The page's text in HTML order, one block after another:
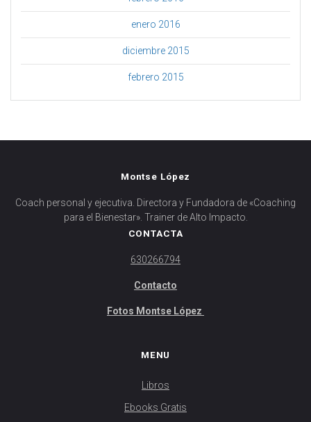
enero 2016
diciembre 2015
febrero 2015
Montse López
Coach personal y ejecutiva. Directora y Fundadora de «Coaching
para el Bienestar». Trainer de Alto Impacto.
CONTACTA
630266794
Contacto
Fotos Montse López
MENU
Libros
Ebooks Gratis